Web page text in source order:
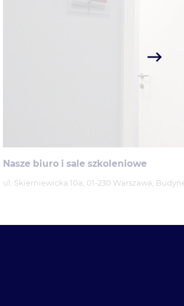
Nasze biuro i sale szkoleniowe
ul. Skierniewicka 10a, 01-230 Warszawa,